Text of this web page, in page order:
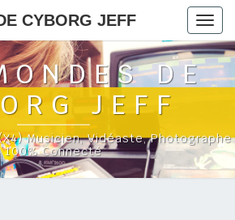
CYBORG JEFF
DE
JEFF
Musicien, Vidéaste, Photographe
100% Connecté